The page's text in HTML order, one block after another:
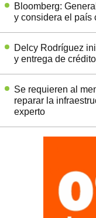
Bloomberg:
y considera el país
Delcy Rodríguez
y entrega de
Se requieren al
reparar la
experto